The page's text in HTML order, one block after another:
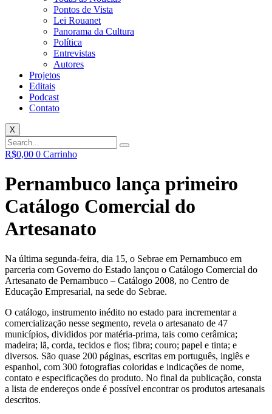
Pontos de Vista
Lei Rouanet
Panorama da Cultura
Política
Entrevistas
Autores
Projetos
Editais
Podcast
Contato
X
R$0,00 0 Carrinho
Pernambuco lança primeiro
Catálogo Comercial do
Artesanato
Na última segunda-feira, dia 15, o Sebrae em Pernambuco em
parceria com Governo do Estado lançou o Catálogo Comercial do
Artesanato de Pernambuco – Catálogo 2008, no Centro de
Educação Empresarial, na sede do Sebrae.
O catálogo, instrumento inédito no estado para incrementar a
comercialização nesse segmento, revela o artesanato de 47
municípios, divididos por matéria-prima, tais como cerâmica;
madeira; lã, corda, tecidos e fios; fibra; couro; papel e tinta; e
diversos. São quase 200 páginas, escritas em português, inglês e
espanhol, com 300 fotografias coloridas e indicações de nome,
contato e especificações do produto. No final da publicação, consta
a lista de endereços onde é possível encontrar os produtos artesanais
descritos.